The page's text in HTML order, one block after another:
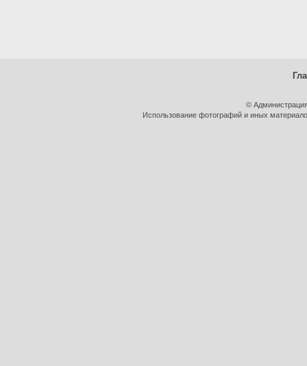
©
Использование фотографий и иных